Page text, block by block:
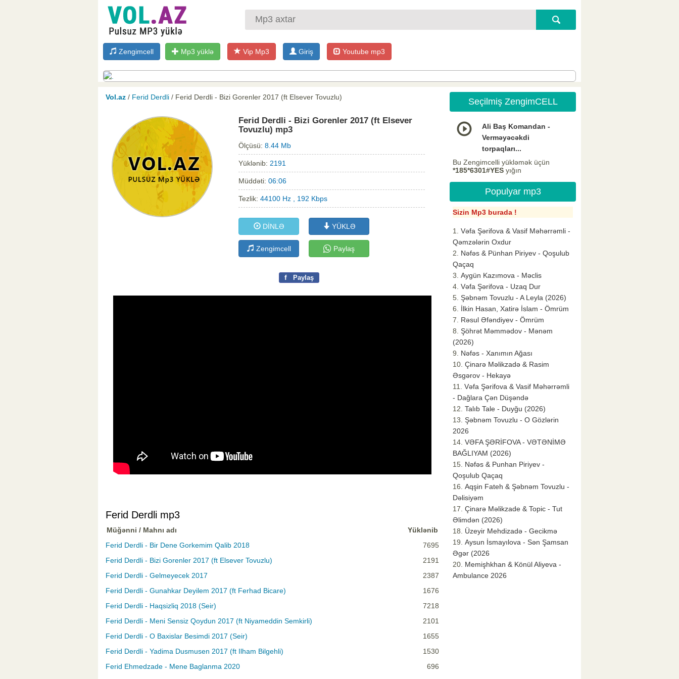
Zengimcell Mp3 yüklə Vip Mp3 Giriş Youtube mp3
Vol.az / Ferid Derdli / Ferid Derdli - Bizi Gorenler 2017 (ft Elsever Tovuzlu)
Ferid Derdli - Bizi Gorenler 2017 (ft Elsever
Tovuzlu) mp3
Ölçüsü: 8.44 Mb
Yüklənib: 2191
Müddəti: 06:06
Tezlik: 44100 Hz , 192 Kbps
DİNLƏ YÜKLƏ
Zengimcell Paylaş
f Paylaş
Ferid Derdli mp3
Müğənni / Mahnı adı
Yüklənib
Ferid Derdli - Bir Dene Gorkemim Qalib 2018
7695
Ferid Derdli - Bizi Gorenler 2017 (ft Elsever Tovuzlu)
2191
Ferid Derdli - Gelmeyecek 2017
2387
Ferid Derdli - Gunahkar Deyilem 2017 (ft Ferhad Bicare)
1676
Ferid Derdli - Haqsizliq 2018 (Seir)
7218
Ferid Derdli - Meni Sensiz Qoydun 2017 (ft Niyameddin Semkirli)
2101
Ferid Derdli - O Baxislar Besimdi 2017 (Seir)
1655
Ferid Derdli - Yadima Dusmusen 2017 (ft Ilham Bilgehli)
1530
Ferid Ehmedzade - Mene Baglanma 2020
696
Seçilmiş ZengimCELL
Ali Baş Komandan -
Verməyəcəkdi
torpaqları...
Bu Zengimcelli yükləmək üçün
*185*6301#YES yığın
Populyar mp3
Sizin Mp3 burada !
Vəfa Şərifova & Vasif Məhərrəmli -
Qəmzələrin Oxdur
Nəfəs & Pünhan Piriyev - Qoşulub
Qaçaq
Aygün Kazımova - Məclis
Vəfa Şərifova - Uzaq Dur
Şəbnəm Tovuzlu - A Leyla (2026)
İlkin Hasan, Xatirə İslam - Ömrüm
Rəsul Əfəndiyev - Ömrüm
Şöhrət Məmmədov - Mənəm
(2026)
Nəfəs - Xanımın Ağası
Çinarə Məlikzadə & Rasim
Əsgərov - Hekayə
Vəfa Şərifova & Vasif Məhərrəmli
- Dağlara Çən Düşəndə
Talıb Tale - Duyğu (2026)
Şəbnəm Tovuzlu - O Gözlərin
2026
VƏFA ŞƏRİFOVA - VƏTƏNİMƏ
BAĞLIYAM (2026)
Nəfəs & Punhan Piriyev -
Qoşulub Qaçaq
Aqşin Fateh & Şəbnəm Tovuzlu -
Dəlisiyəm
Çinarə Məlikzade & Topic - Tut
Əlimdən (2026)
Üzeyir Mehdizadə - Gecikmə
Aysun İsmayılova - Sən Şamsan
Əgər (2026
Memişhkhan & Könül Aliyeva -
Ambulance 2026